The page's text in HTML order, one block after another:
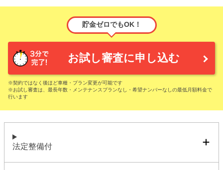
貯金ゼロでもOK！
お試し審査に申し込む
※契約ではなく後ほど車種・プラン変更が可能です
※お試し審査は、最長年数・メンテナンスプランなし・希望ナンバーなしの最低月額料金で
行います
法定整備付